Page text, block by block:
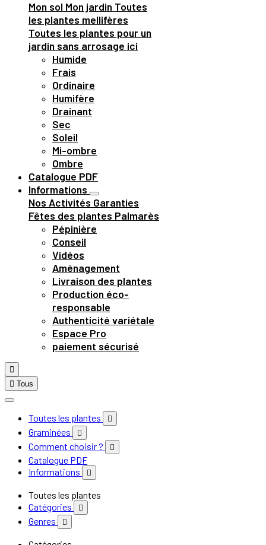
Mon sol Mon jardin Toutes
les plantes mellifères
Toutes les plantes pour un
jardin sans arrosage ici
Humide
Frais
Ordinaire
Humifère
Drainant
Sec
Soleil
Mi-ombre
Ombre
Catalogue PDF
Informations
Nos Activités Garanties
Fêtes des plantes Palmarès
Pépinière
Conseil
Vidéos
Aménagement
Livraison des plantes
Production éco-
responsable
Authenticité variétale
Espace Pro
paiement sécurisé

 Tous
Toutes les plantes 
Graminées 
Comment choisir ? 
Catalogue PDF
Informations

Toutes les plantes
Catégories

Genres 